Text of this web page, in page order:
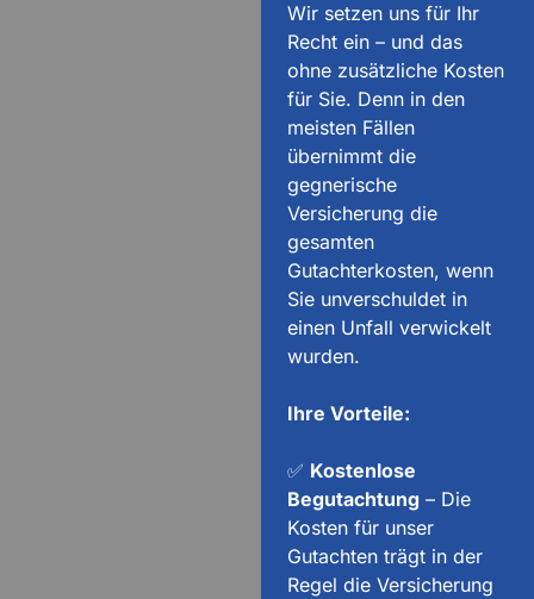
Wir setzen uns für Ihr
Recht ein – und das
ohne zusätzliche Kosten
für Sie. Denn in den
meisten Fällen
übernimmt die
gegnerische
Versicherung die
gesamten
Gutachterkosten, wenn
Sie unverschuldet in
einen Unfall verwickelt
wurden.
Ihre Vorteile:
✅ Kostenlose
Begutachtung– Die
Kosten für unser
Gutachten trägt in der
Regel die Versicherung